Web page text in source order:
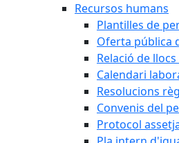
Recursos humans
Plantilles de
Oferta pública
Relació de
Calendari
Resolucions
Convenis del
Protocol